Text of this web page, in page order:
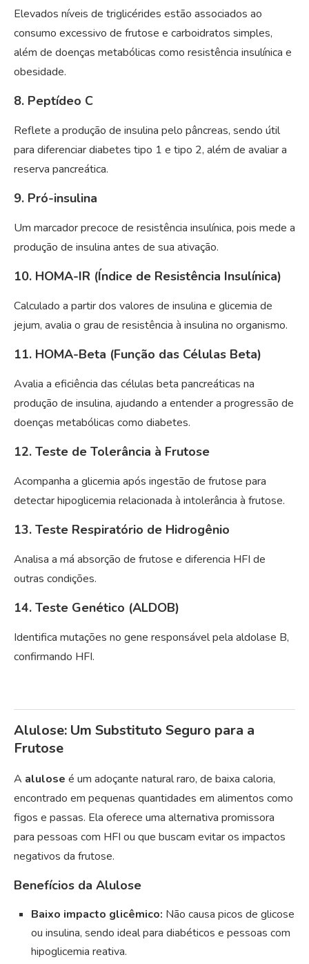
Elevados níveis de triglicérides estão associados ao
consumo excessivo de frutose e carboidratos simples,
além de doenças metabólicas como resistência insulínica e
obesidade.
8. Peptídeo C
Reflete a produção de insulina pelo pâncreas, sendo útil
para diferenciar diabetes tipo 1 e tipo 2, além de avaliar a
reserva pancreática.
9. Pró-insulina
Um marcador precoce de resistência insulínica, pois mede a
produção de insulina antes de sua ativação.
10. HOMA-IR (Índice de Resistência Insulínica)
Calculado a partir dos valores de insulina e glicemia de
jejum, avalia o grau de resistência à insulina no organismo.
11. HOMA-Beta (Função das Células Beta)
Avalia a eficiência das células beta pancreáticas na
produção de insulina, ajudando a entender a progressão de
doenças metabólicas como diabetes.
12. Teste de Tolerância à Frutose
Acompanha a glicemia após ingestão de frutose para
detectar hipoglicemia relacionada à intolerância à frutose.
13. Teste Respiratório de Hidrogênio
Analisa a má absorção de frutose e diferencia HFI de
outras condições.
14. Teste Genético (ALDOB)
Identifica mutações no gene responsável pela aldolase B,
confirmando HFI.
Alulose: Um Substituto Seguro para a
Frutose
A alulose é um adoçante natural raro, de baixa caloria,
encontrado em pequenas quantidades em alimentos como
figos e passas. Ela oferece uma alternativa promissora
para pessoas com HFI ou que buscam evitar os impactos
negativos da frutose.
Benefícios da Alulose
Baixo impacto glicêmico: Não causa picos de glicose
ou insulina, sendo ideal para diabéticos e pessoas com
hipoglicemia reativa.